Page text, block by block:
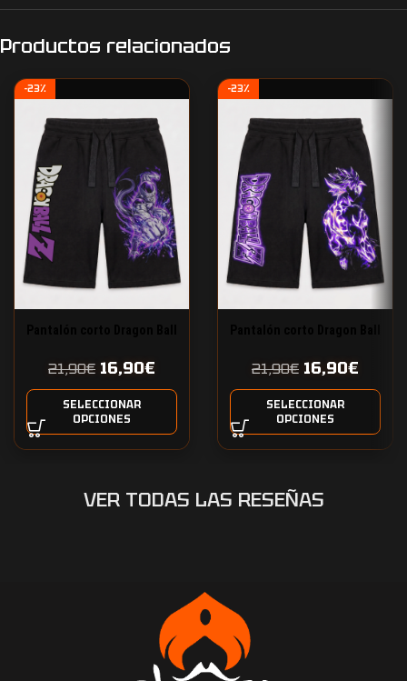
Productos relacionados
-23%
21,90€ 16,90€
SELECCIONAR
OPCIONES
-23%
21,90€ 16,90€
SELECCIONAR
OPCIONES
VER TODAS LAS RESEÑAS